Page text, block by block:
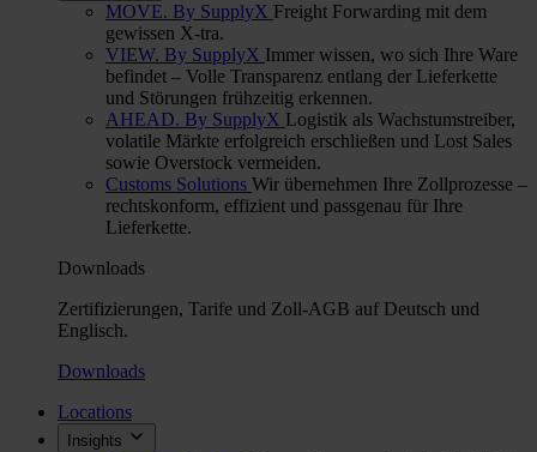
MOVE. By SupplyX Freight Forwarding mit dem
gewissen X-tra.
VIEW. By SupplyX Immer wissen, wo sich Ihre Ware
befindet – Volle Transparenz entlang der Lieferkette
und Störungen frühzeitig erkennen.
AHEAD. By SupplyX Logistik als Wachstumstreiber,
volatile Märkte erfolgreich erschließen und Lost Sales
sowie Overstock vermeiden.
Customs Solutions Wir übernehmen Ihre Zollprozesse –
rechtskonform, effizient und passgenau für Ihre
Lieferkette.
Downloads
Zertifizierungen, Tarife und Zoll-AGB auf Deutsch und
Englisch.
Downloads
Locations
Insights